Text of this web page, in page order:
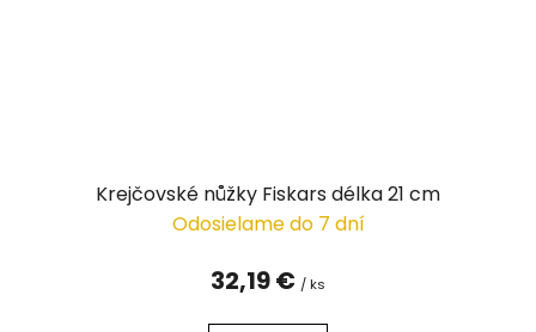
Krejčovské nůžky Fiskars délka 21 cm
Odosielame do 7 dní
32,19 € / ks